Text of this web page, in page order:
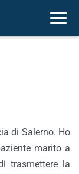
di Salerno. Ho
marito a
trasmettere la